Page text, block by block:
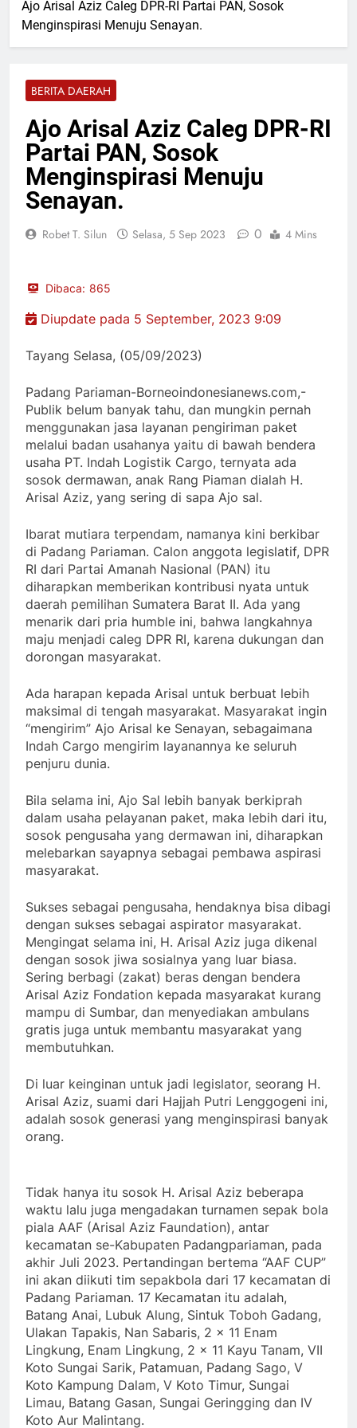
Ketahanan Pangan Nasional
Razia Gabungan Lapas
Pasir Pangaraian dan TNI
11 Jam Lalu
AKBP Marganda Aritonang
Tegaskan Komitmen Polres
Batu Bara Musnahkan
Hampir Dua Kilogram
Narkotika Jenis Sabu
11 Jam Lalu
Kecelakaan Maut di Tol
Sergai, Seorang
Ajo Arisal Aziz Caleg DPR-RI Partai PAN, Sosok
Menginspirasi Menuju Senayan.
BERITA DAERAH
Ajo Arisal Aziz Caleg DPR-RI
Partai PAN, Sosok
Menginspirasi Menuju
Senayan.
Robet T. Silun Selasa, 5 Sep 2023 0 4 Mins
Dibaca: 865
Diupdate pada 5 September, 2023 9:09
Tayang Selasa, (05/09/2023)
Padang Pariaman-Borneoindonesianews.com,-
Publik belum banyak tahu, dan mungkin pernah
menggunakan jasa layanan pengiriman paket
melalui badan usahanya yaitu di bawah bendera
usaha PT. Indah Logistik Cargo, ternyata ada
sosok dermawan, anak Rang Piaman dialah H.
Arisal Aziz, yang sering di sapa Ajo sal.
Ibarat mutiara terpendam, namanya kini berkibar
di Padang Pariaman. Calon anggota legislatif, DPR
RI dari Partai Amanah Nasional (PAN) itu
diharapkan memberikan kontribusi nyata untuk
daerah pemilihan Sumatera Barat II. Ada yang
menarik dari pria humble ini, bahwa langkahnya
maju menjadi caleg DPR RI, karena dukungan dan
dorongan masyarakat.
Ada harapan kepada Arisal untuk berbuat lebih
maksimal di tengah masyarakat. Masyarakat ingin
“mengirim” Ajo Arisal ke Senayan, sebagaimana
Indah Cargo mengirim layanannya ke seluruh
penjuru dunia.
Bila selama ini, Ajo Sal lebih banyak berkiprah
dalam usaha pelayanan paket, maka lebih dari itu,
sosok pengusaha yang dermawan ini, diharapkan
melebarkan sayapnya sebagai pembawa aspirasi
masyarakat.
Sukses sebagai pengusaha, hendaknya bisa dibagi
dengan sukses sebagai aspirator masyarakat.
Mengingat selama ini, H. Arisal Aziz juga dikenal
dengan sosok jiwa sosialnya yang luar biasa.
Sering berbagi (zakat) beras dengan bendera
Arisal Aziz Fondation kepada masyarakat kurang
mampu di Sumbar, dan menyediakan ambulans
gratis juga untuk membantu masyarakat yang
membutuhkan.
Di luar keinginan untuk jadi legislator, seorang H.
Arisal Aziz, suami dari Hajjah Putri Lenggogeni ini,
adalah sosok generasi yang menginspirasi banyak
orang.
Tidak hanya itu sosok H. Arisal Aziz beberapa
waktu lalu juga mengadakan turnamen sepak bola
piala AAF (Arisal Aziz Faundation), antar
kecamatan se-Kabupaten Padangpariaman, pada
akhir Juli 2023. Pertandingan bertema “AAF CUP”
ini akan diikuti tim sepakbola dari 17 kecamatan di
Padang Pariaman. 17 Kecamatan itu adalah,
Batang Anai, Lubuk Alung, Sintuk Toboh Gadang,
Ulakan Tapakis, Nan Sabaris, 2 x 11 Enam
Lingkung, Enam Lingkung, 2 x 11 Kayu Tanam, VII
Koto Sungai Sarik, Patamuan, Padang Sago, V
Koto Kampung Dalam, V Koto Timur, Sungai
Limau, Batang Gasan, Sungai Geringging dan IV
Koto Aur Malintang.